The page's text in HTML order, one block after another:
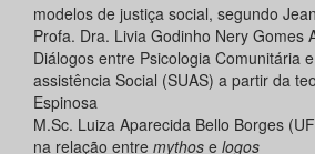
modelos de justiça social, segundo
Profa. Dra. Livia Godinho Nery Gomes
Diálogos entre Psicologia Comunitária
assistência Social (SUAS) a partir da
Espinosa
M.Sc. Luiza Aparecida Bello Borges
na relação entre mythos e logos